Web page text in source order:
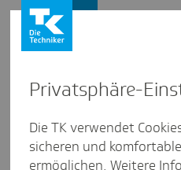
Inter­view aus Bayern
Presse und Politik
Privat­sphäre-
Die TK verwendet
sicheren und
ermöglichen. Weitere